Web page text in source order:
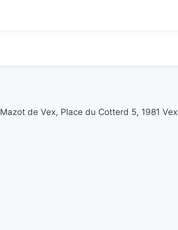
Mazot de Vex, Place du Cotterd 5, 1981 Vex